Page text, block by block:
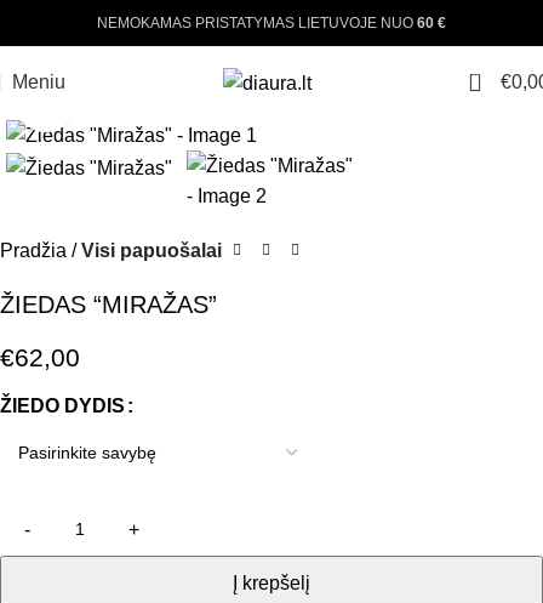
NEMOKAMAS PRISTATYMAS LIETUVOJE NUO 60 €
Meniu 0 €
Pradžia Visi papuošalai
ŽIEDAS “MIRAŽAS”
€62,00
ŽIEDO DYDIS
Į krepšelį